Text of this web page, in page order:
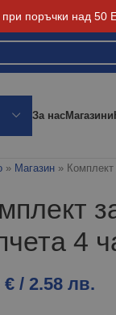
поръчки над 50
За насМагазини
» Магазин»
4
€ / 2.58 лв.